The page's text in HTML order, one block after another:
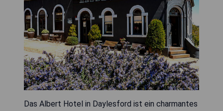
Das Albert Hotel in Daylesford ist ein charmantes